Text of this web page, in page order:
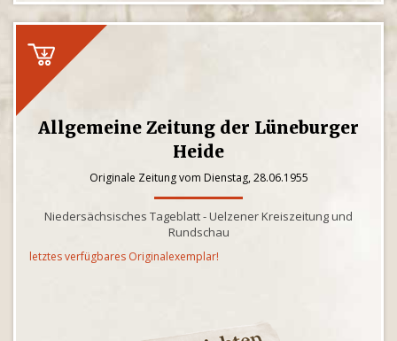
Allgemeine Zeitung der Lüneburger
Heide
Originale Zeitung vom Dienstag, 28.06.1955
Niedersächsisches Tageblatt - Uelzener Kreiszeitung und
Rundschau
letztes verfügbares Originalexemplar!